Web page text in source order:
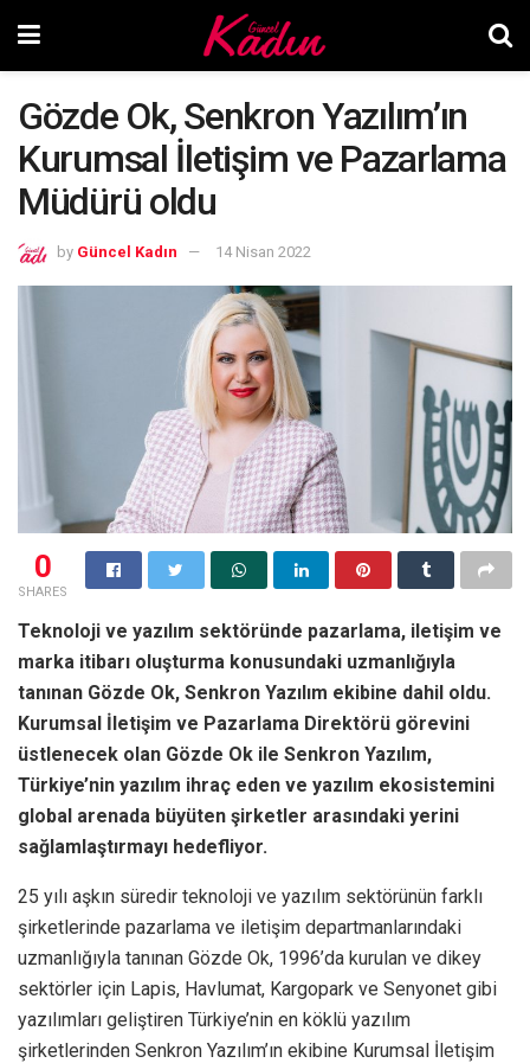
Gözde Ok, Senkron Yazılım’ın
Kurumsal İletişim ve Pazarlama
Müdürü oldu
by Güncel Kadın 14 Nisan 2022
0
SHARES
Teknoloji ve yazılım sektöründe pazarlama, iletişim ve
marka itibarı oluşturma konusundaki uzmanlığıyla
tanınan Gözde Ok, Senkron Yazılım ekibine dahil oldu.
Kurumsal İletişim ve Pazarlama Direktörü görevini
üstlenecek olan Gözde Ok ile Senkron Yazılım,
Türkiye’nin yazılım ihraç eden ve yazılım ekosistemini
global arenada büyüten şirketler arasındaki yerini
sağlamlaştırmayı hedefliyor.
25 yılı aşkın süredir teknoloji ve yazılım sektörünün farklı
şirketlerinde pazarlama ve iletişim departmanlarındaki
uzmanlığıyla tanınan Gözde Ok, 1996’da kurulan ve dikey
sektörler için Lapis, Havlumat, Kargopark ve Senyonet gibi
yazılımları geliştiren Türkiye’nin en köklü yazılım
şirketlerinden Senkron Yazılım’ın ekibine Kurumsal İletişim